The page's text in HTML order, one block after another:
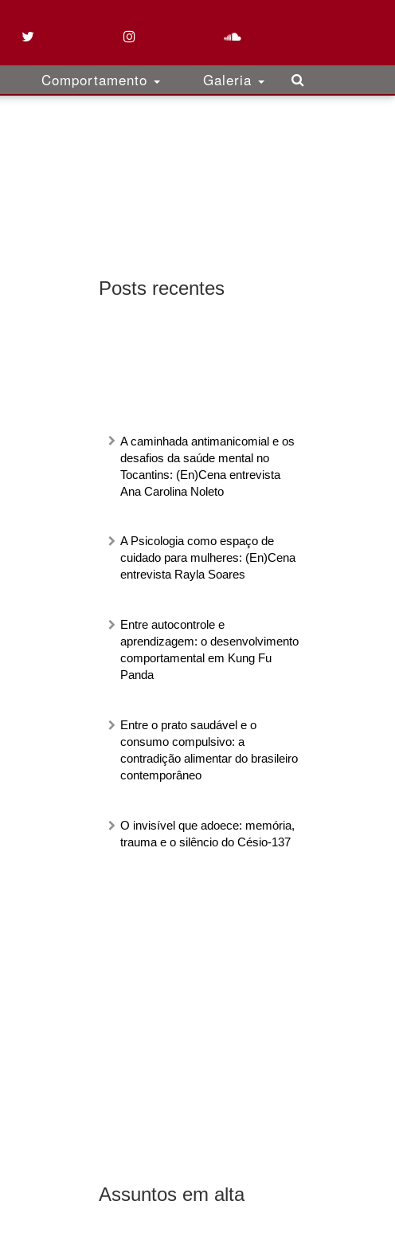
Comportamento Galeria
Posts recentes
A caminhada antimanicomial e os
desafios da saúde mental no
Tocantins: (En)Cena entrevista
Ana Carolina Noleto
A Psicologia como espaço de
cuidado para mulheres: (En)Cena
entrevista Rayla Soares
Entre autocontrole e
aprendizagem: o desenvolvimento
comportamental em Kung Fu
Panda
Entre o prato saudável e o
consumo compulsivo: a
contradição alimentar do brasileiro
contemporâneo
O invisível que adoece: memória,
trauma e o silêncio do Césio-137
Assuntos em alta